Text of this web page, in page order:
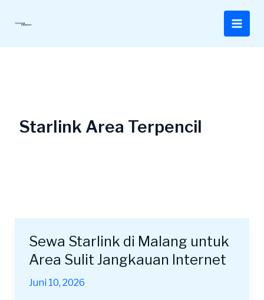
Starlink Area Terpencil
Sewa Starlink di Malang untuk
Area Sulit Jangkauan Internet
Juni 10, 2026
Sewa
Starlink
di
Malang